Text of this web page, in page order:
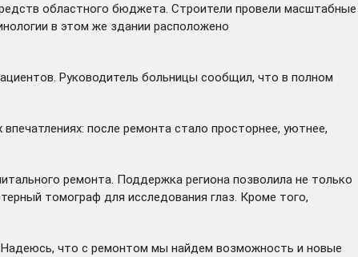
областного бюджета. Строители провели масштабные
в этом же здании расположено
Руководитель больницы сообщил, что в полном
после ремонта стало просторнее, уютнее,
ремонта. Поддержка региона позволила не только
томограф для исследования глаз. Кроме того,
Надеюсь, что с ремонтом мы найдем возможность и новые